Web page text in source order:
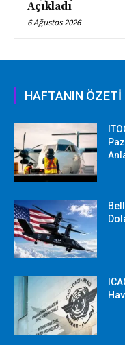
Açıkladı
6 Ağustos 2026
HAFTANIN ÖZETİ